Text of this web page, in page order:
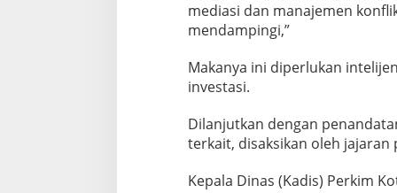
mediasi dan manajemen
mendampingi,”
Makanya ini diperlukan
investasi.
Dilanjutkan dengan
terkait, disaksikan oleh
Kepala Dinas (Kadis) Perkim